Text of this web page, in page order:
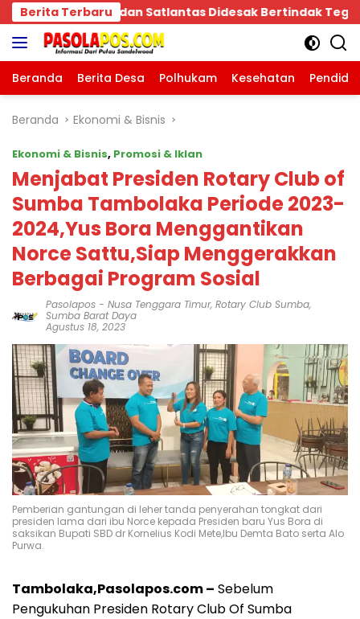
Langsung
ke
konten
Berita Terbaru
Tegas! Bpk.MDT Spontan Bantu Rp.10
Beranda Berita Desa Polhukam Kesehatan
Beranda Ekonomi & Bisnis
Ekonomi & Bisnis, Promosi & Iklan
Menjabat Presiden Rotary Club of
Sumba Tambolaka Periode 2023-
2024,Yus Bora Menggantikan
Norce Sattu,Siap Menggerakkan
Berbagai Program Sosial
Pasolapos - Nusa Tenggara Timur, Rotary Club Sumba,
Sumba Barat Daya
Agustus 18, 2023
Pemberian gantungan di leher tanda penyerahan tongkat dari
presiden lama dari ibu Norce kepada Presiden baru Yus Bora di
saksikan Bupati SBD dr Kornelius Kodi Mete,Ibu Demta Bato serta Alo
Purwa.
Tambolaka,Pasolapos.com – Sebelum
Pengukuhan Presiden Rotary Club Of Sumba